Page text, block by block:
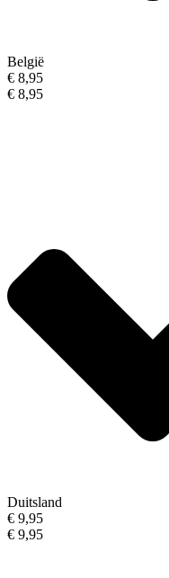
België
€ 8,95
€ 8,95
Duitsland
€ 9,95
€ 9,95